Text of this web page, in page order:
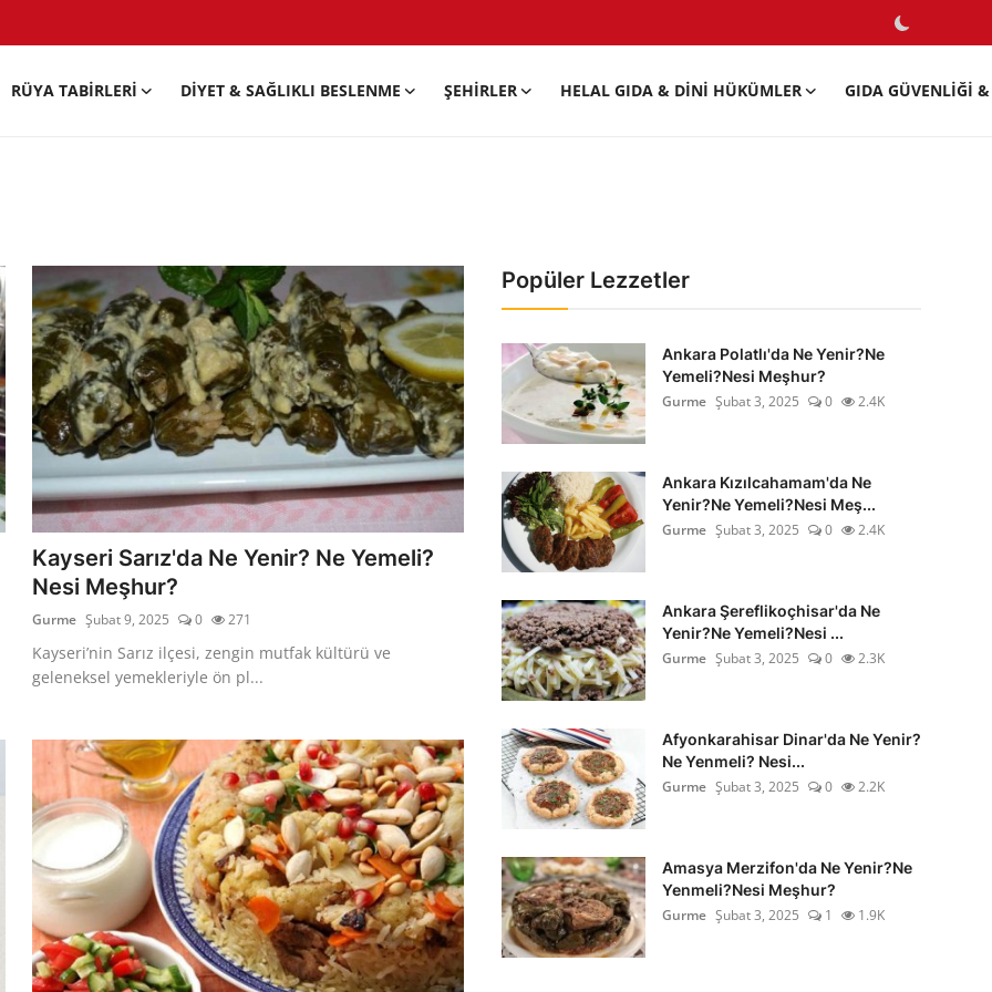
RÜYA TABIRLERI DIYET & SAĞLIKLI BESLENME ŞEHIRLER HELAL GIDA & DINI HÜKÜMLER GIDA GÜVENLIĞI
Kayseri Sarız'da Ne Yenir? Ne Yemeli?
Nesi Meşhur?
Gurme Şubat 9, 2025 0 271
Kayseri’nin Sarız ilçesi, zengin mutfak kültürü ve
geleneksel yemekleriyle ön pl...
Popüler Lezzetler
Ankara Polatlı'da Ne Yenir?Ne
Yemeli?Nesi Meşhur?
Gurme Şubat 3, 2025 0 2.4K
Ankara Kızılcahamam'da Ne
Yenir?Ne Yemeli?Nesi Meş...
Gurme Şubat 3, 2025 0 2.4K
Ankara Şereflikoçhisar'da Ne
Yenir?Ne Yemeli?Nesi ...
Gurme Şubat 3, 2025 0 2.3K
Afyonkarahisar Dinar'da Ne Yenir?
Ne Yenmeli? Nesi...
Gurme Şubat 3, 2025 0 2.2K
Amasya Merzifon'da Ne Yenir?Ne
Yenmeli?Nesi Meşhur?
Gurme Şubat 3, 2025 1 1.9K